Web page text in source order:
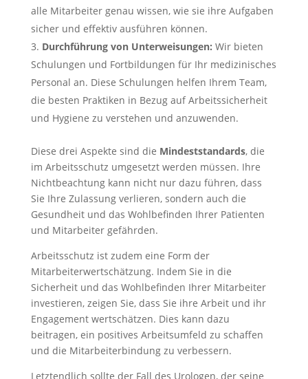
alle Mitarbeiter genau wissen, wie sie ihre Aufgaben
sicher und effektiv ausführen können.
Durchführung von Unterweisungen: Wir bieten
Schulungen und Fortbildungen für Ihr medizinisches
Personal an. Diese Schulungen helfen Ihrem Team,
die besten Praktiken in Bezug auf Arbeitssicherheit
und Hygiene zu verstehen und anzuwenden.
Diese drei Aspekte sind die Mindeststandards, die
im Arbeitsschutz umgesetzt werden müssen. Ihre
Nichtbeachtung kann nicht nur dazu führen, dass
Sie Ihre Zulassung verlieren, sondern auch die
Gesundheit und das Wohlbefinden Ihrer Patienten
und Mitarbeiter gefährden.
Arbeitsschutz ist zudem eine Form der
Mitarbeiterwertschätzung. Indem Sie in die
Sicherheit und das Wohlbefinden Ihrer Mitarbeiter
investieren, zeigen Sie, dass Sie ihre Arbeit und ihr
Engagement wertschätzen. Dies kann dazu
beitragen, ein positives Arbeitsumfeld zu schaffen
und die Mitarbeiterbindung zu verbessern.
Letztendlich sollte der Fall des Urologen, der seine